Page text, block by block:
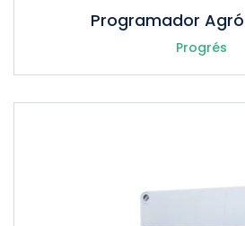
Programador
Progrés